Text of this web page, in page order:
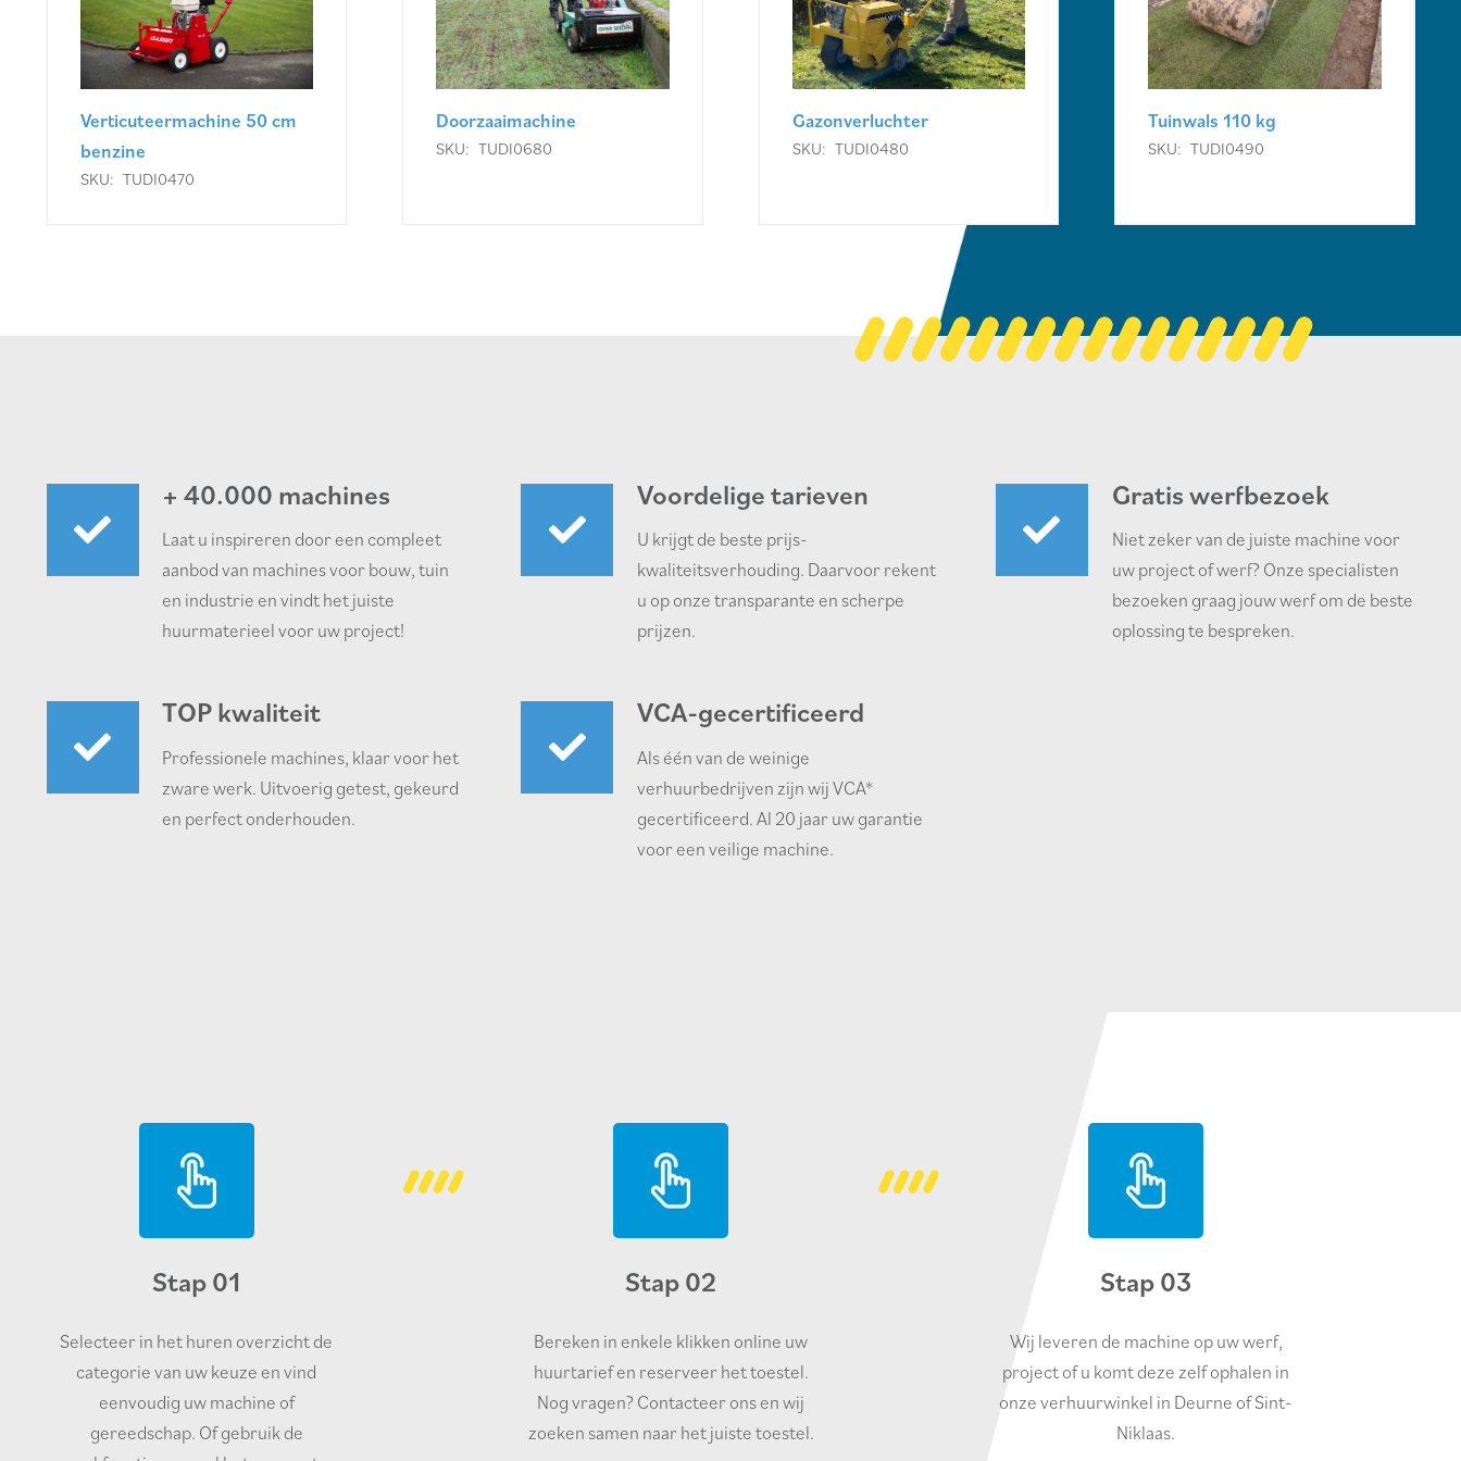
Verticuteermachine 50 cm
benzine
SKU: TUDI0470
Doorzaaimachine
SKU: TUDI0680
Gazonverluchter
SKU: TUDI0480
Tuinwals 110 kg
SKU: TUDI0490
+ 40.000 machines
Laat u inspireren door een compleet
aanbod van machines voor bouw, tuin
en industrie en vindt het juiste
huurmaterieel voor uw project!
TOP kwaliteit
Professionele machines, klaar voor het
zware werk. Uitvoerig getest, gekeurd
en perfect onderhouden.
Voordelige tarieven
U krijgt de beste prijs-
kwaliteitsverhouding. Daarvoor rekent
u op onze transparante en scherpe
prijzen.
VCA-gecertificeerd
Als één van de weinige
verhuurbedrijven zijn wij VCA*
gecertificeerd. Al 20 jaar uw garantie
voor een veilige machine.
Gratis werfbezoek
Niet zeker van de juiste machine voor
uw project of werf? Onze specialisten
bezoeken graag jouw werf om de beste
oplossing te bespreken.
Stap 01
Selecteer in het huren overzicht de
categorie van uw keuze en vind
eenvoudig uw machine of
gereedschap. Of gebruik de
Stap 02
Bereken in enkele klikken online uw
huurtarief en reserveer het toestel.
Nog vragen? Contacteer ons en wij
zoeken samen naar het juiste toestel.
Stap 03
Wij leveren de machine op uw werf,
project of u komt deze zelf ophalen in
onze verhuurwinkel in Deurne of Sint-
Niklaas.